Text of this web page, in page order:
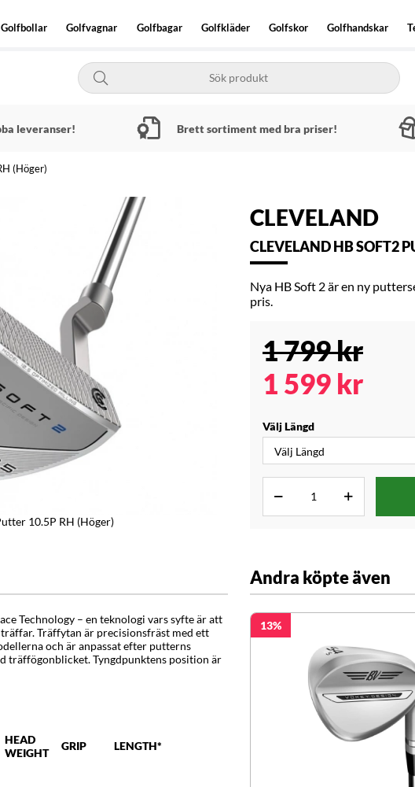
Golfbollar Golfvagnar Golfbagar Golfkläder Golfskor Golfhandskar
leveranser! Brett sortiment med bra priser!
(Höger)
10.5P RH (Höger)
CLEVELAND
CLEVELAND HB SOFT2
Nya HB Soft 2 är en ny
pris.
1 799kr
1 599 kr
Välj Längd
Technology – en teknologi vars syfte är att
Träffytan är precisionsfräst med ett
och är anpassat efter putterns
träffögonblicket. Tyngdpunktens position är
HEAD
WEIGHT
GRIP LENGTH*
Andra köpte även
13